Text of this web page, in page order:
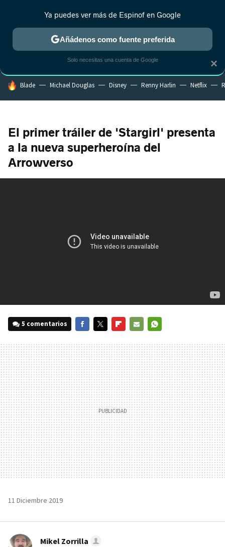
MENÚ NUEVO
ESTRENOS REALITY ANIME RANKINGS CINE
HOY SE HABLA DE
Blade Michael Douglas Disney Renny Harlin Netflix
El primer tráiler de 'Stargirl' presenta
a la nueva superheroína del
Arrowverso
5 comentarios
MAIL
11 Diciembre 2019
Mikel Zorrilla
×
Ya puedes ver más de Espinof en Google
Añádenos como fuente preferida
Solo necesitas una cuenta de Google